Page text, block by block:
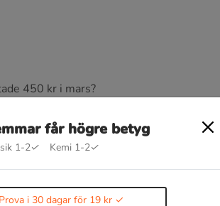
450 kr i mars?
får högre betyg
1-2✓ Kemi 1-2✓
Prova i 30 dagar för 19 kr